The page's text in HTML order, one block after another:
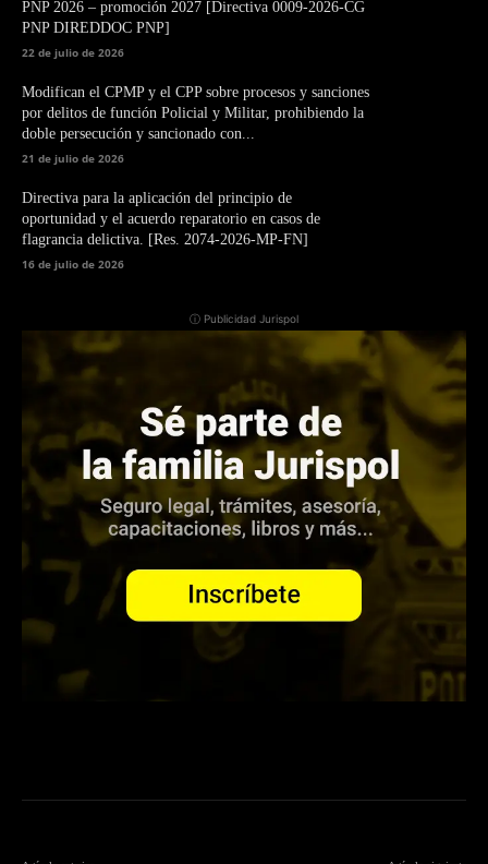
PNP 2026 – promoción 2027 [Directiva 0009-2026-CG
PNP DIREDDOC PNP]
22 de julio de 2026
Modifican el CPMP y el CPP sobre procesos y sanciones
por delitos de función Policial y Militar, prohibiendo la
doble persecución y sancionado con...
21 de julio de 2026
Directiva para la aplicación del principio de
oportunidad y el acuerdo reparatorio en casos de
flagrancia delictiva. [Res. 2074-2026-MP-FN]
16 de julio de 2026
ⓘ Publicidad Jurispol